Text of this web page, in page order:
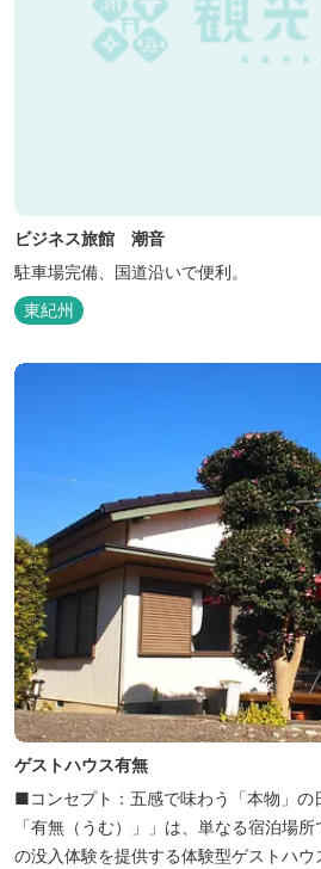
ビジネス旅館 潮音
駐車場完備、国道沿いで便利。
東紀州
ゲストハウス有無
■コンセプト：五感で味わう「本物」
「有無（うむ）」」は、単なる宿泊場
の没入体験を提供する体験型ゲストハウ